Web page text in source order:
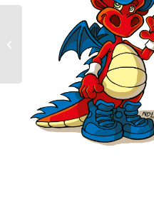
Kordall Steelers vs ZAK (filles)